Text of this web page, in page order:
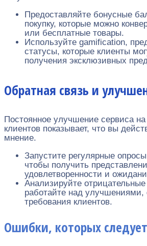
Предоставляйте бонусные
покупку, которые можно
или бесплатные товары.
Используйте gamification,
статусы, которые клиенты
получения эксклюзивных
Обратная связь и
Постоянное улучшение сервиса
клиентов показывает, что вы
мнение.
Запустите регулярные
чтобы получить
удовлетворенности и
Анализируйте
работайте над улучшениями,
требования клиентов.
Ошибки, которых